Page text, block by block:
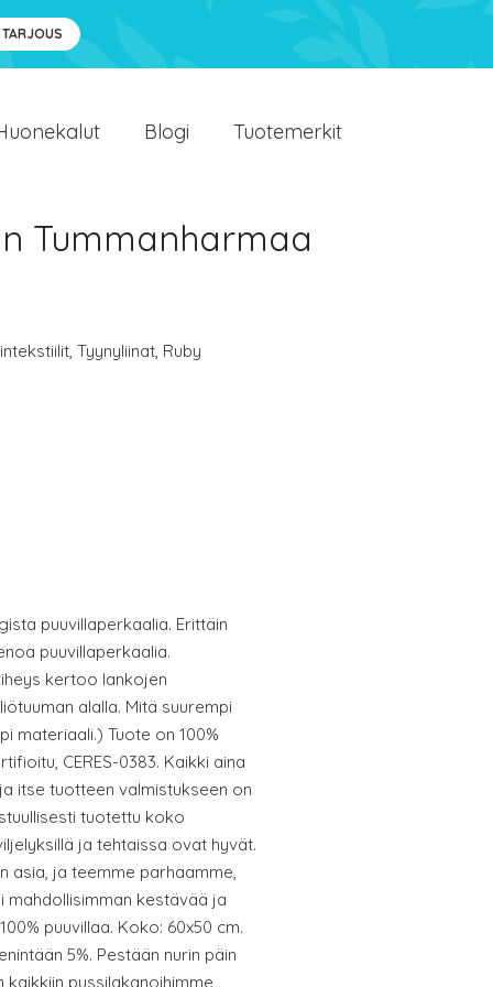
TARJOUS
Blogi Tuotemerkit
Tummanharmaa
, Tyynyliinat, Ruby
puuvillaperkaalia. Erittäin
puuvillaperkaalia.
kertoo lankojen
alalla. Mitä suurempi
materiaali.) Tuote on 100%
CERES-0383. Kaikki aina
itse tuotteen valmistukseen on
tuotettu koko
ja tehtaissa ovat hyvät.
asia, ja teemme parhaamme,
kestävää ja
puuvillaa. Koko: 60x50 cm.
5%. Pestään nurin päin
pussilakanoihimme,